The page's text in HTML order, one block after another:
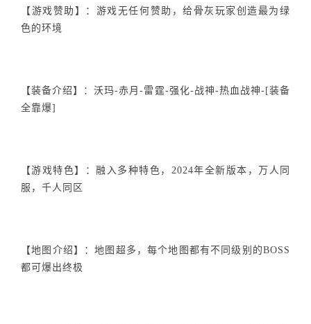
【游戏赞助】：游戏无任何赞助，给骨灰玩家创造最为绿
色的环境
【装备介绍】：沃玛-赤月-雷霆-强化-战神-热血战神-[装备
全靠爆]
【游戏特色】：融入多种特色，2024年全新版本，万人同
服，千人同区
【地图介绍】：地图超多，每个地图都有不同级别的BOSS
都可爆出终极